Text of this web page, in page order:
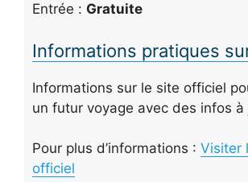
Entrée : Gratuite
Informations pratiques
Informations sur le site officiel
un futur voyage avec des infos à
Pour plus d’informations : Visiter
officiel